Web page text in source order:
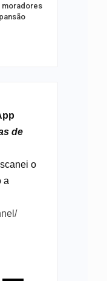
moradores
de
o
a